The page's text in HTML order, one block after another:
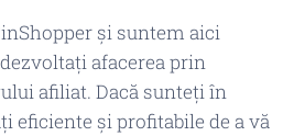
și suntem aici
afacerea prin
afiliat. Dacă sunteți în
eficiente și profitabile de a vă